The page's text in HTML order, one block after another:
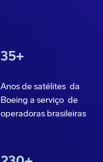
35+
Anos de satélites da
Boeing a serviço de
operadoras brasileiras